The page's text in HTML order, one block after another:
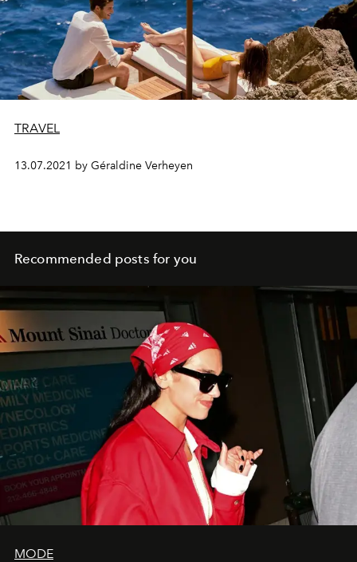
TRAVEL
13.07.2021 by Géraldine Verheyen
Recommended posts for you
MODE